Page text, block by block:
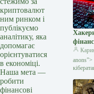
криптовалют
ним ринком і
публікуємо
аналітику, яка
допомагає
орієнтуватися
в економіці.
Наша мета —
робити
фінансові
оплати
стріт:
хедж-
anons”>
хедж-